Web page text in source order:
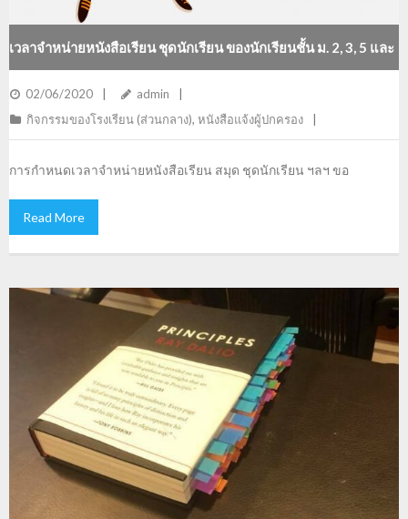
เวลาจำหน่ายหนังสือเรียน ชุดนักเรียน ของนักเรียนชั้น ม. 2, 3, 5 และ
6 02/06/2020
admin
กิจกรรมของโรงเรียน (ส่วนกลาง), หนังสือแจ้งผู้ปกครอง
การกำหนดเวลาจำหน่ายหนังสือเรียน สมุด ชุดนักเรียน ฯลฯ ขอ
Read More